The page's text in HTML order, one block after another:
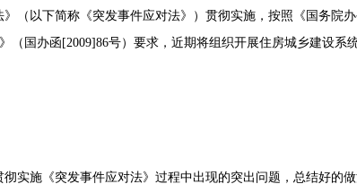
以下简称《突发事件应对法》）贯彻实施，按照《国务院
国办函[2009]86号）要求，近期将组织开展住房城乡建设系
施《突发事件应对法》过程中出现的突出问题，总结好的做